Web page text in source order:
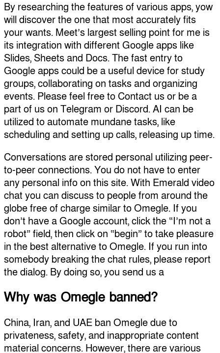
By researching the features of various apps, yow
will discover the one that most accurately fits
your wants. Meet’s largest selling point for me is
its integration with different Google apps like
Slides, Sheets and Docs. The fast entry to
Google apps could be a useful device for study
groups, collaborating on tasks and organizing
events. Please feel free to Contact us or be a
part of us on Telegram or Discord. AI can be
utilized to automate mundane tasks, like
scheduling and setting up calls, releasing up time.
Conversations are stored personal utilizing peer-
to-peer connections. You do not have to enter
any personal info on this site. With Emerald video
chat you can discuss to people from around the
globe free of charge similar to Omegle. If you
don’t have a Google account, click the “I’m not a
robot” field, then click on “begin” to take pleasure
in the best alternative to Omegle. If you run into
somebody breaking the chat rules, please report
the dialog. By doing so, you send us a
Why was Omegle banned?
China, Iran, and UAE ban Omegle due to
privateness, safety, and inappropriate content
material concerns. However, there are various